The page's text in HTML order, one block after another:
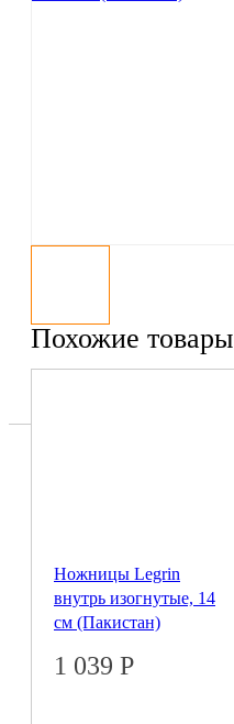
Похожие товары
Ножницы Legrin
внутрь изогнутые, 14
см (Пакистан)
1 039 Р